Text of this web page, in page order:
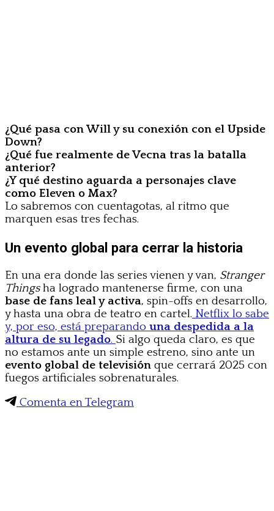
¿Qué pasa con Will y su conexión con el Upside
Down?
¿Qué fue realmente de Vecna tras la batalla
anterior?
¿Y qué destino aguarda a personajes clave
como Eleven o Max?
Lo sabremos con cuentagotas, al ritmo que
marquen esas tres fechas.
Un evento global para cerrar la historia
En una era donde las series vienen y van, Stranger
Thingsha logrado mantenerse firme, con una
base de fans leal y activa, spin-offs en desarrollo,
y hasta una obra de teatro en cartel. Netflix lo sabe
y, por eso, está preparando una despedida a la
altura de su legado. Si algo queda claro, es que
no estamos ante un simple estreno, sino ante un
evento global de televisión que cerrará 2025 con
fuegos artificiales sobrenaturales.
Comenta en Telegram